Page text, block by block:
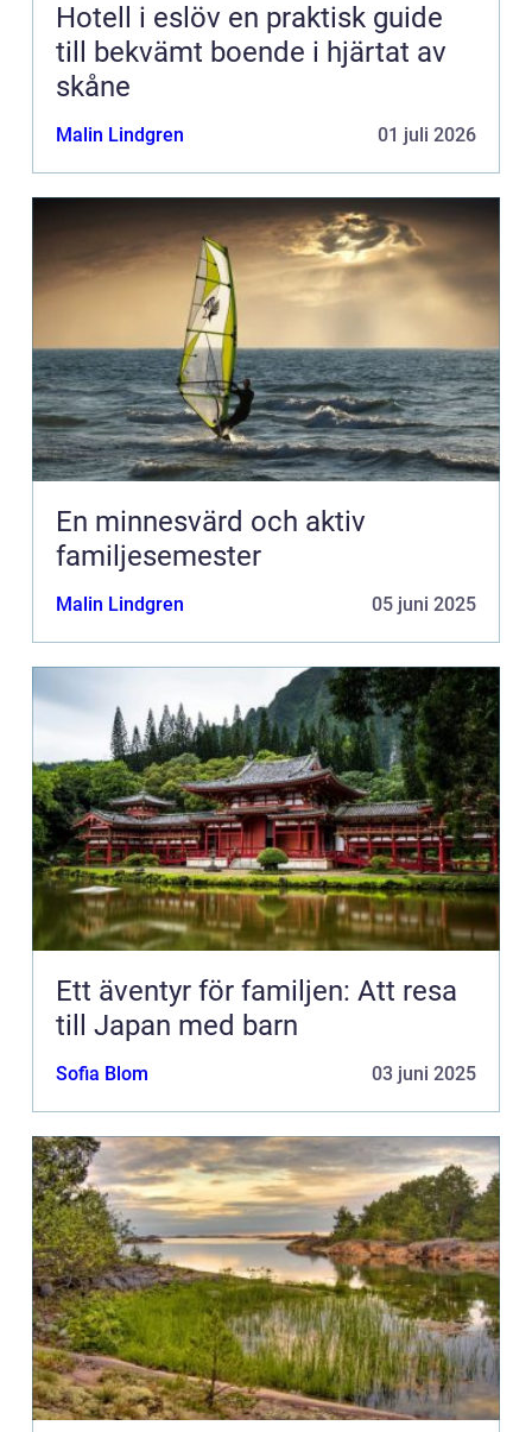
Hotell i eslöv en praktisk guide
till bekvämt boende i hjärtat av
skåne
Malin Lindgren 01 juli 2026
En minnesvärd och aktiv
familjesemester
Malin Lindgren 05 juni 2025
Ett äventyr för familjen: Att resa
till Japan med barn
Sofia Blom 03 juni 2025